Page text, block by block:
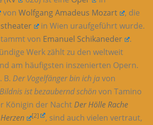
von Wolfgang Amadeus Mozart
, die
in Wien uraufgeführt wurde.
von Emanuel Schikaneder
.
Werk zählt zu den weltweit
am häufigsten inszenierten Opern.
B. Der Vogelfänger bin ich javon
ist bezaubernd schönvon Tamino
Königin der NachtDer Hölle Rache
[2]
, sind auch vielen vertraut,